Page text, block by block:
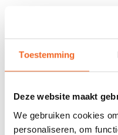
Toestemming
Deze website maakt
We gebruiken cookies
personaliseren, om
Nog niet gewaardeerd
0 sterren op
JE